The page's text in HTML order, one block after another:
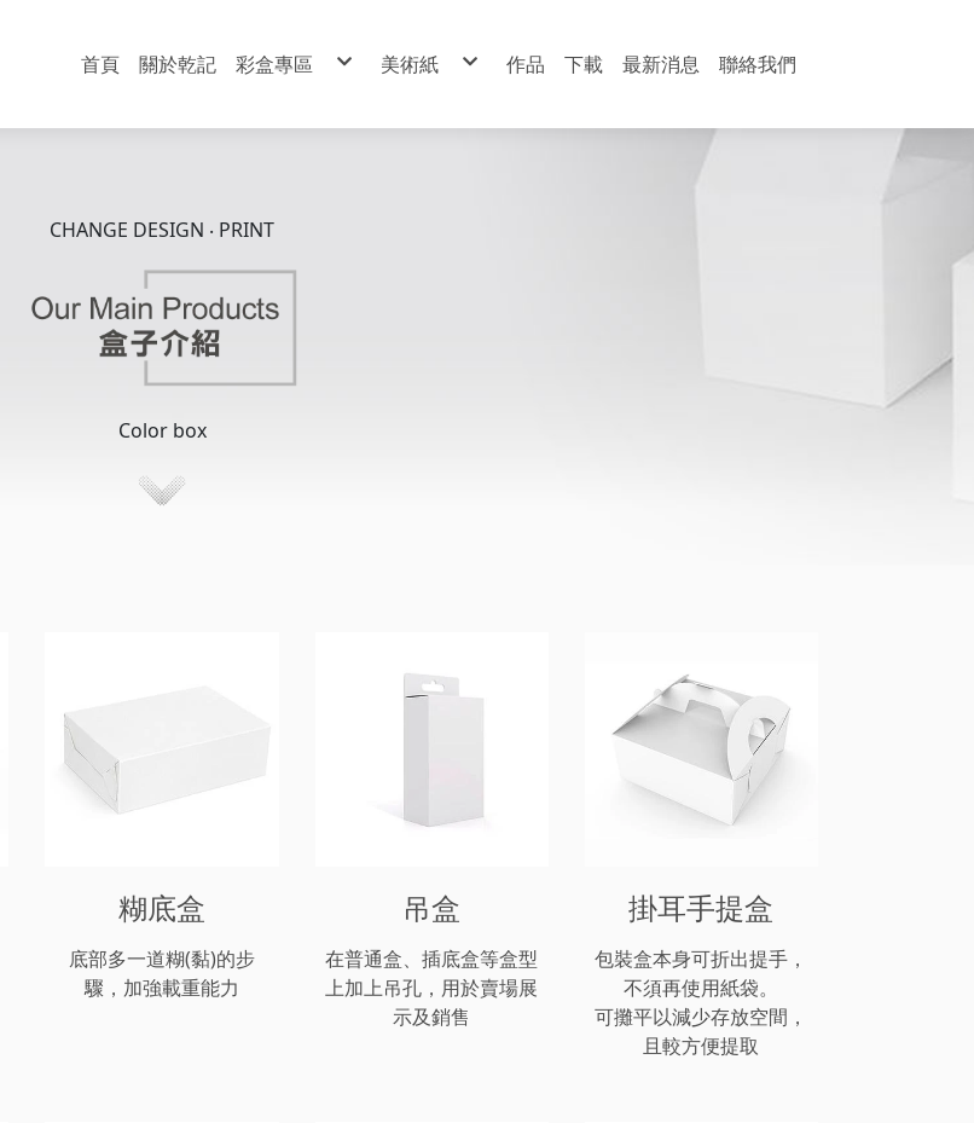
首頁 關於乾記 彩盒專區 美術紙
丹迪紙
作品 下載 最新消息 聯絡我們
CHANGE DESIGN ‧ PRINT
Color box
糊底盒
底部多一道糊(黏)的步
驟，加強載重能力
吊盒
在普通盒、插底盒等盒型
上加上吊孔，用於賣場展
示及銷售
掛耳手提盒
包裝盒本身可折出提手，
不須再使用紙袋。
可攤平以減少存放空間，
且較方便提取